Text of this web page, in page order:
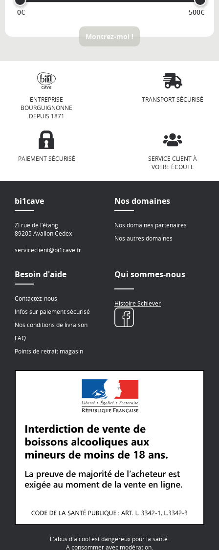
0€ 500€
Montrez-moi !
ENTREPRISE
BOURGUIGNONNE
DEPUIS 1871
TRANSPORT SÉCURISÉ
PAIEMENT SÉCURISÉ
SERVICE CLIENT À
VOTRE ÉCOUTE
bi1cave
ZI rue de l’étang
89205 Avallon Cedex
serviceclient@bi1cave.fr
Nos domaines
Nos domaines partenaires
Nos autres domaines
Besoin d'aide
Contactez-nous
Infos sur paiement sécurisé
Nos conditions de livraison
FAQ
Points de retrait magasin
Qui sommes-nous
Histoire Schiever
L'abus d'alcool est dangereux pour la santé.
A consommer avec modération.